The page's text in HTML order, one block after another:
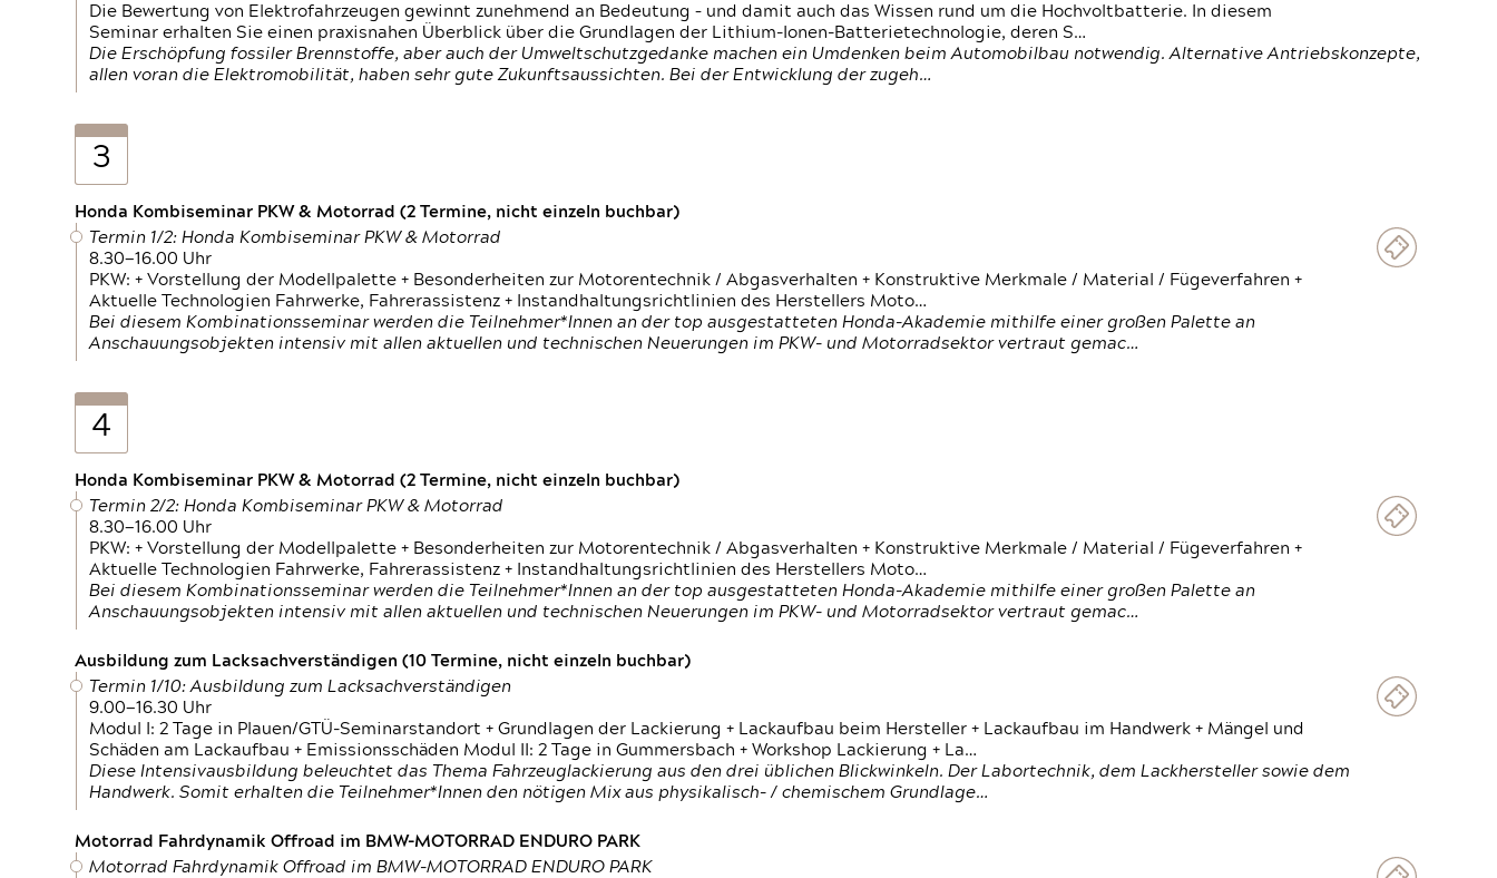
Die Bewertung von Elektrofahrzeugen gewinnt zunehmend an Bedeutung – und damit auch das Wissen rund um die Hochvoltbatterie. In diesem
Seminar erhalten Sie einen praxisnahen Überblick über die Grundlagen der Lithium-Ionen-Batterietechnologie, deren S…
Die Erschöpfung fossiler Brennstoffe, aber auch der Umweltschutzgedanke machen ein Umdenken beim Automobilbau notwendig. Alternative Antriebskonzepte,
allen voran die Elektromobilität, haben sehr gute Zukunftsaussichten. Bei der Entwicklung der zugeh…
3
Honda Kombiseminar PKW & Motorrad (2 Termine, nicht einzeln buchbar)
Termin 1/2: Honda Kombiseminar PKW & Motorrad
8.30—16.00 Uhr
PKW: + Vorstellung der Modellpalette + Besonderheiten zur Motorentechnik / Abgasverhalten + Konstruktive Merkmale / Material / Fügeverfahren +
Aktuelle Technologien Fahrwerke, Fahrerassistenz + Instandhaltungsrichtlinien des Herstellers Moto…
Bei diesem Kombinationsseminar werden die Teilnehmer*Innen an der top ausgestatteten Honda-Akademie mithilfe einer großen Palette an
Anschauungsobjekten intensiv mit allen aktuellen und technischen Neuerungen im PKW- und Motorradsektor vertraut gemac…
4
Honda Kombiseminar PKW & Motorrad (2 Termine, nicht einzeln buchbar)
Termin 2/2: Honda Kombiseminar PKW & Motorrad
8.30—16.00 Uhr
PKW: + Vorstellung der Modellpalette + Besonderheiten zur Motorentechnik / Abgasverhalten + Konstruktive Merkmale / Material / Fügeverfahren +
Aktuelle Technologien Fahrwerke, Fahrerassistenz + Instandhaltungsrichtlinien des Herstellers Moto…
Bei diesem Kombinationsseminar werden die Teilnehmer*Innen an der top ausgestatteten Honda-Akademie mithilfe einer großen Palette an
Anschauungsobjekten intensiv mit allen aktuellen und technischen Neuerungen im PKW- und Motorradsektor vertraut gemac…
Ausbildung zum Lacksachverständigen (10 Termine, nicht einzeln buchbar)
Termin 1/10: Ausbildung zum Lacksachverständigen
9.00—16.30 Uhr
Modul I: 2 Tage in Plauen/GTÜ-Seminarstandort + Grundlagen der Lackierung + Lackaufbau beim Hersteller + Lackaufbau im Handwerk + Mängel und
Schäden am Lackaufbau + Emissionsschäden Modul II: 2 Tage in Gummersbach + Workshop Lackierung + La…
Diese Intensivausbildung beleuchtet das Thema Fahrzeuglackierung aus den drei üblichen Blickwinkeln. Der Labortechnik, dem Lackhersteller sowie dem
Handwerk. Somit erhalten die Teilnehmer*Innen den nötigen Mix aus physikalisch- / chemischem Grundlage…
Motorrad Fahrdynamik Offroad im BMW-MOTORRAD ENDURO PARK
Motorrad Fahrdynamik Offroad im BMW-MOTORRAD ENDURO PARK